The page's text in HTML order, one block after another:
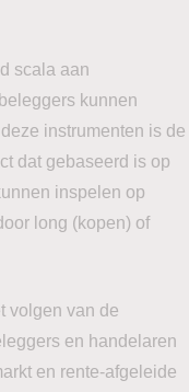
scala aan
kunnen
instrumenten is de
dat gebaseerd is op
inspelen op
long (kopen) of
volgen van de
en handelaren
en rente-afgeleide